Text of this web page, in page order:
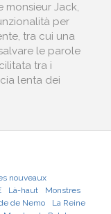
monsieur Jack,
per
tra cui una
le parole
tra i
lenta dei
nouveaux
Là-haut
Monstres
de Nemo
La Reine